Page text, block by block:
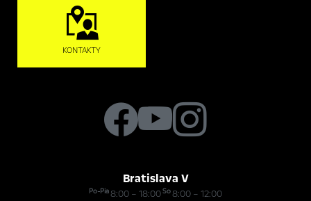
KONTAKTY
Bratislava V
Po-Pia8:00 – 18:00So8:00 – 12:00